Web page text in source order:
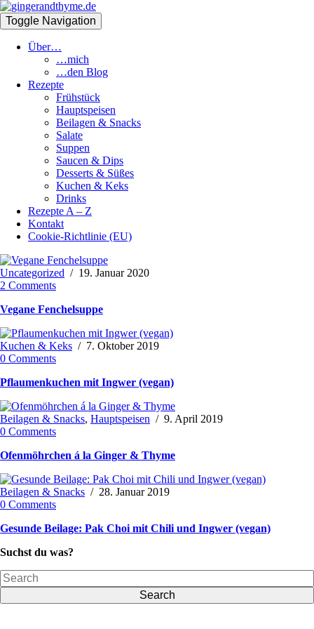
Toggle Navigation
Über…
…mich
…den Blog
Rezepte
Frühstück
Hauptspeisen
Beilagen & Snacks
Salate
Suppen
Saucen & Dips
Desserts & Süßes
Kuchen & Keks
Drinks
Rezepte A – Z
Kontakt
Cookie-Richtlinie (EU)
Uncategorized / 19. Januar 2020
2 Comments
Vegane Fenchelsuppe
Kuchen & Keks / 7. Oktober 2019
0 Comments
Pflaumenkuchen mit Ingwer (vegan)
Beilagen & Snacks, Hauptspeisen / 9. April 2019
0 Comments
Ofenmöhrchen á la Ginger & Thyme
Beilagen & Snacks / 28. Januar 2019
0 Comments
Gesunde Beilage: Pak Choi mit Chili und Ingwer (vegan)
Suchst du was?
Search